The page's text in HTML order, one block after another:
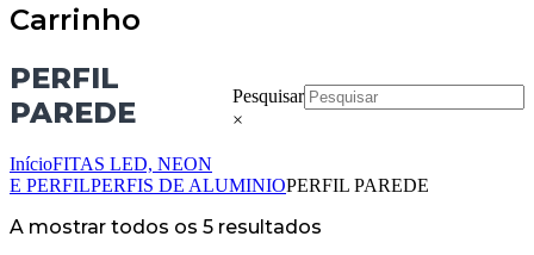
Carrinho
Pesquisar
×
PERFIL
PAREDE
InícioFITAS LED, NEON
E PERFILPERFIS DE ALUMINIOPERFIL PAREDE
A mostrar todos os 5 resultados